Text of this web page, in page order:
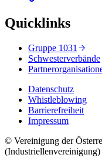
Quicklinks
Gruppe 1031
Schwesterverbände
Datenschutz
Whistleblowing
Barrierefreiheit
Impressum
© Vereinigung der
(Industriellenvereinigung)